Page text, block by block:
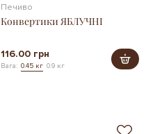
Печиво
Конвертики ЯБЛУЧНІ
116.00 грн
Вага: 0.45 кг 0.9 кг